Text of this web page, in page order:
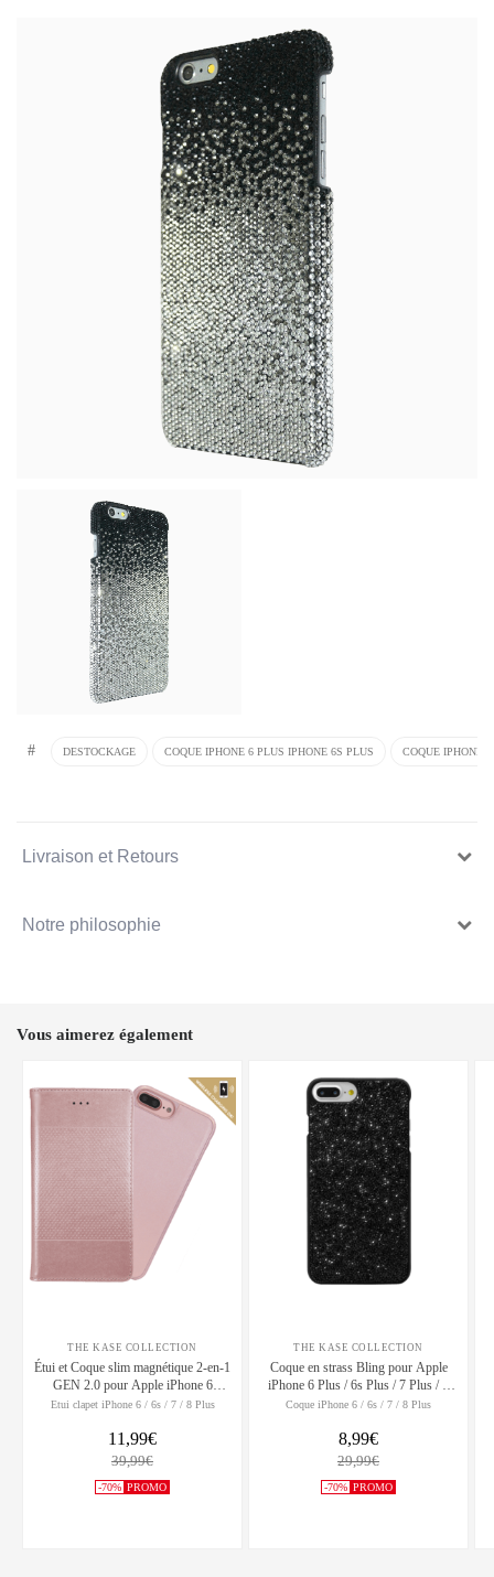
# DESTOCKAGE COQUE IPHONE 6 PLUS IPHONE 6S PLUS COQUE IPHONE
Livraison et Retours
Notre philosophie
Vous aimerez également
THE KASE COLLECTION
Étui et Coque slim magnétique 2-en-1
GEN 2.0 pour Apple iPhone 6
Plus/6s Plus/7 Plus/8 Plus, Or Rose
Etui clapet iPhone 6 / 6s / 7 / 8 Plus
11,99€
39,99€
-70% PROMO
THE KASE COLLECTION
Coque en strass Bling pour Apple
iPhone 6 Plus / 6s Plus / 7 Plus / 8
Plus, Noir Minuit
Coque iPhone 6 / 6s / 7 / 8 Plus
8,99€
29,99€
-70% PROMO